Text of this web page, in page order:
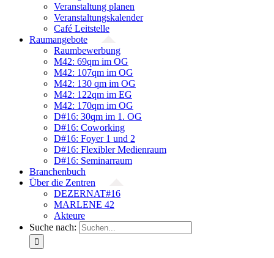
Veranstaltung planen
Veranstaltungskalender
Café Leitstelle
Raumangebote
Raumbewerbung
M42: 69qm im OG
M42: 107qm im OG
M42: 130 qm im OG
M42: 122qm im EG
M42: 170qm im OG
D#16: 30qm im 1. OG
D#16: Coworking
D#16: Foyer 1 und 2
D#16: Flexibler Medienraum
D#16: Seminarraum
Branchenbuch
Über die Zentren
DEZERNAT#16
MARLENE 42
Akteure
Suche nach: